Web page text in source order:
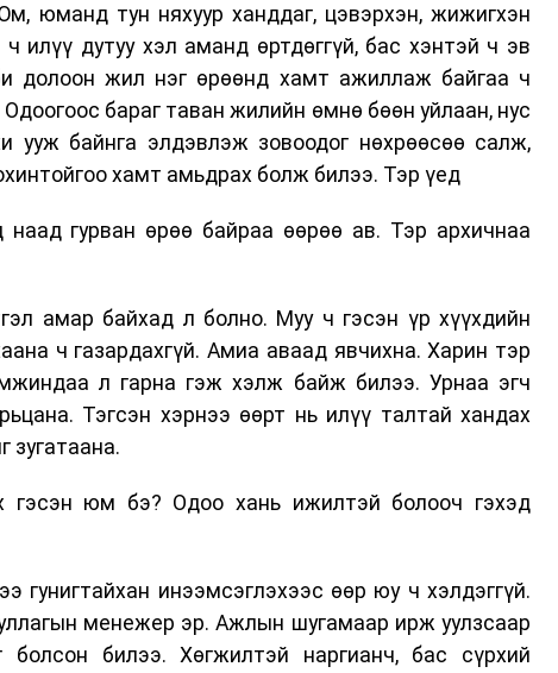
юманд тун няхуур ханддаг, цэвэрхэн, жижигхэн
илүү дутуу хэл аманд өртдөггүй, бас хэнтэй ч эв
долоон жил нэг өрөөнд хамт ажиллаж байгаа ч
Одоогоос бараг таван жилийн өмнө бөөн уйлаан, нус
ууж байнга элдэвлэж зовоодог нөхрөөсөө салж,
хамт амьдрах болж билээ. Тэр үед
гурван өрөө байраа өөрөө ав. Тэр архичнаа
амар байхад л болно. Муу ч гэсэн үр хүүхдийн
ч газардахгүй. Амиа аваад явчихна. Харин тэр
л гарна гэж хэлж байж билээ. Урнаа эгч
Тэгсэн хэрнээ өөрт нь илүү талтай хандах
зугатаана.
гэсэн юм бэ? Одоо хань ижилтэй болооч гэхэд
гунигтайхан инээмсэглэхээс өөр юу ч хэлдэггүй.
менежер эр. Ажлын шугамаар ирж уулзсаар
билээ. Хөгжилтэй наргианч, бас сүрхий